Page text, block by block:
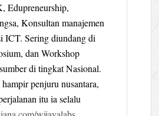
Edupreneurship,
Konsultan manajemen
ICT. Sering diundang di
dan Workshop
di tingkat Nasional.
penjuru nusantara,
itu ia selalu